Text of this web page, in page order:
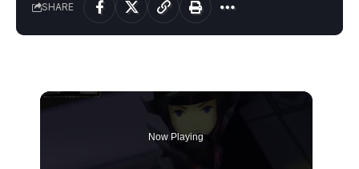
SHARE
Now Playing